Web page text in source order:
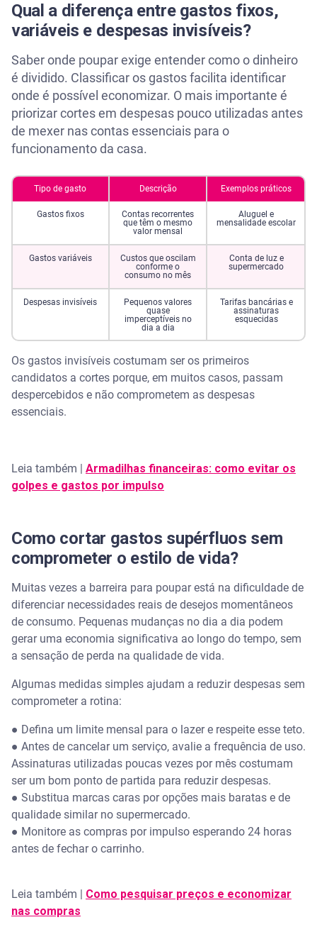
Qual a diferença entre gastos fixos,
variáveis e despesas invisíveis?
Saber onde poupar exige entender como o dinheiro
é dividido. Classificar os gastos facilita identificar
onde é possível economizar. O mais importante é
priorizar cortes em despesas pouco utilizadas antes
de mexer nas contas essenciais para o
funcionamento da casa.
Tipo de gasto Descrição Exemplos práticos
Gastos fixos
Contas recorrentes
que têm o mesmo
valor mensal
Aluguel e
mensalidade escolar
Gastos variáveis
Custos que oscilam
conforme o
consumo no mês
Conta de luz e
supermercado
Despesas invisíveis
Pequenos valores
quase
imperceptíveis no
dia a dia
Tarifas bancárias e
assinaturas
esquecidas
Os gastos invisíveis costumam ser os primeiros
candidatos a cortes porque, em muitos casos, passam
despercebidos e não comprometem as despesas
essenciais.
Leia também | Armadilhas financeiras: como evitar os
golpes e gastos por impulso
Como cortar gastos supérfluos sem
comprometer o estilo de vida?
Muitas vezes a barreira para poupar está na dificuldade de
diferenciar necessidades reais de desejos momentâneos
de consumo. Pequenas mudanças no dia a dia podem
gerar uma economia significativa ao longo do tempo, sem
a sensação de perda na qualidade de vida.
Algumas medidas simples ajudam a reduzir despesas sem
comprometer a rotina:
● Defina um limite mensal para o lazer e respeite esse teto.
● Antes de cancelar um serviço, avalie a frequência de uso.
Assinaturas utilizadas poucas vezes por mês costumam
ser um bom ponto de partida para reduzir despesas.
● Substitua marcas caras por opções mais baratas e de
qualidade similar no supermercado.
● Monitore as compras por impulso esperando 24 horas
antes de fechar o carrinho.
Leia também | Como pesquisar preços e economizar
nas compras